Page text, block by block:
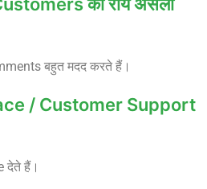
बहुत मदद करते हैं।
/ Customer Support
देते हैं।